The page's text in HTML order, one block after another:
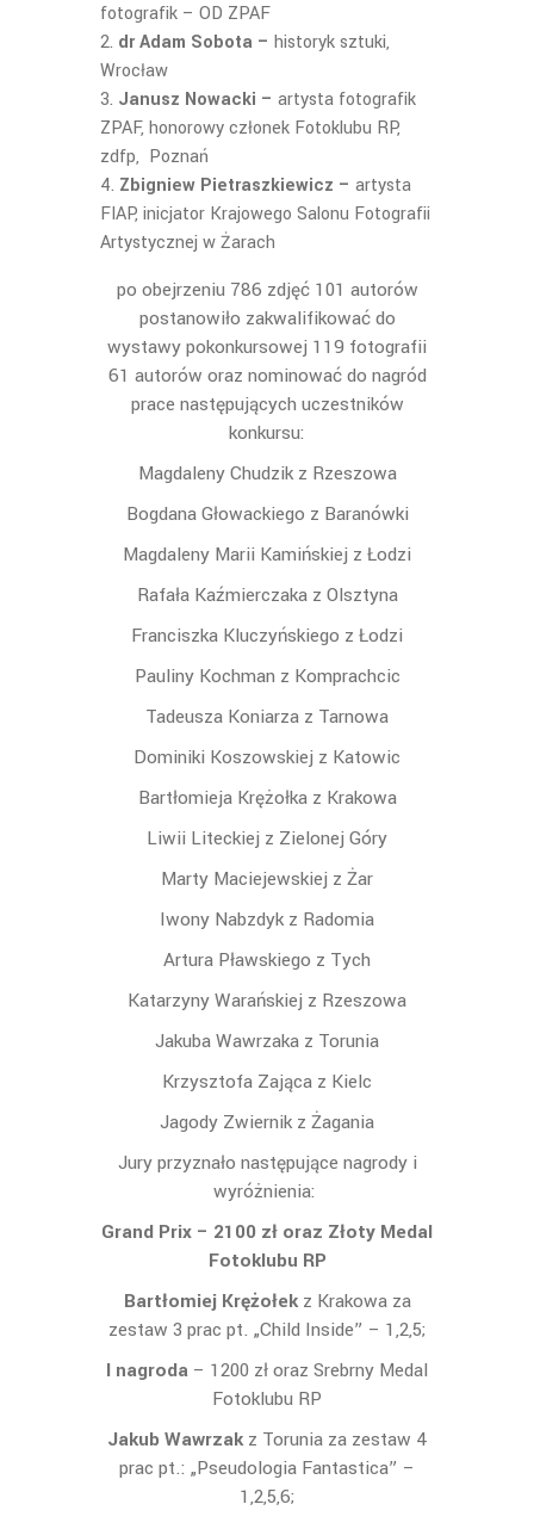
fotografik – OD ZPAF
dr Adam Sobota – historyk sztuki,
Wrocław
Janusz Nowacki – artysta fotografik
ZPAF, honorowy członek Fotoklubu RP,
zdfp, Poznań
Zbigniew Pietraszkiewicz – artysta
FIAP, inicjator Krajowego Salonu Fotografii
Artystycznej w Żarach
po obejrzeniu 786 zdjęć 101 autorów
postanowiło zakwalifikować do
wystawy pokonkursowej 119 fotografii
61 autorów oraz nominować do nagród
prace następujących uczestników
konkursu:
Magdaleny Chudzik z Rzeszowa
Bogdana Głowackiego z Baranówki
Magdaleny Marii Kamińskiej z Łodzi
Rafała Kaźmierczaka z Olsztyna
Franciszka Kluczyńskiego z Łodzi
Pauliny Kochman z Komprachcic
Tadeusza Koniarza z Tarnowa
Dominiki Koszowskiej z Katowic
Bartłomieja Krężołka z Krakowa
Liwii Liteckiej z Zielonej Góry
Marty Maciejewskiej z Żar
Iwony Nabzdyk z Radomia
Artura Pławskiego z Tych
Katarzyny Warańskiej z Rzeszowa
Jakuba Wawrzaka z Torunia
Krzysztofa Zająca z Kielc
Jagody Zwiernik z Żagania
Jury przyznało następujące nagrody i
wyróżnienia:
Grand Prix – 2100 zł oraz Złoty Medal
Fotoklubu RP
Bartłomiej Krężołekz Krakowa za
zestaw 3 prac pt. „Child Inside” – 1,2,5;
I nagroda – 1200 zł oraz Srebrny Medal
Fotoklubu RP
Jakub Wawrzakz Torunia za zestaw 4
prac pt.: „Pseudologia Fantastica” –
1,2,5,6;